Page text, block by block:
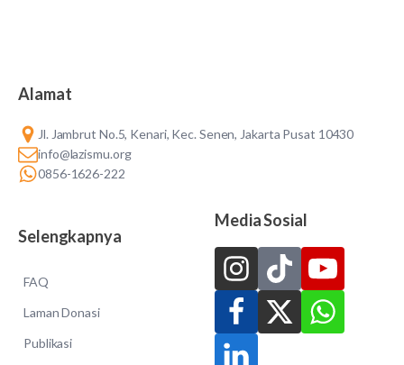
Alamat
Jl. Jambrut No.5, Kenari, Kec. Senen, Jakarta Pusat 10430
info@lazismu.org
0856-1626-222
Selengkapnya
FAQ
Laman Donasi
Publikasi
Media Sosial